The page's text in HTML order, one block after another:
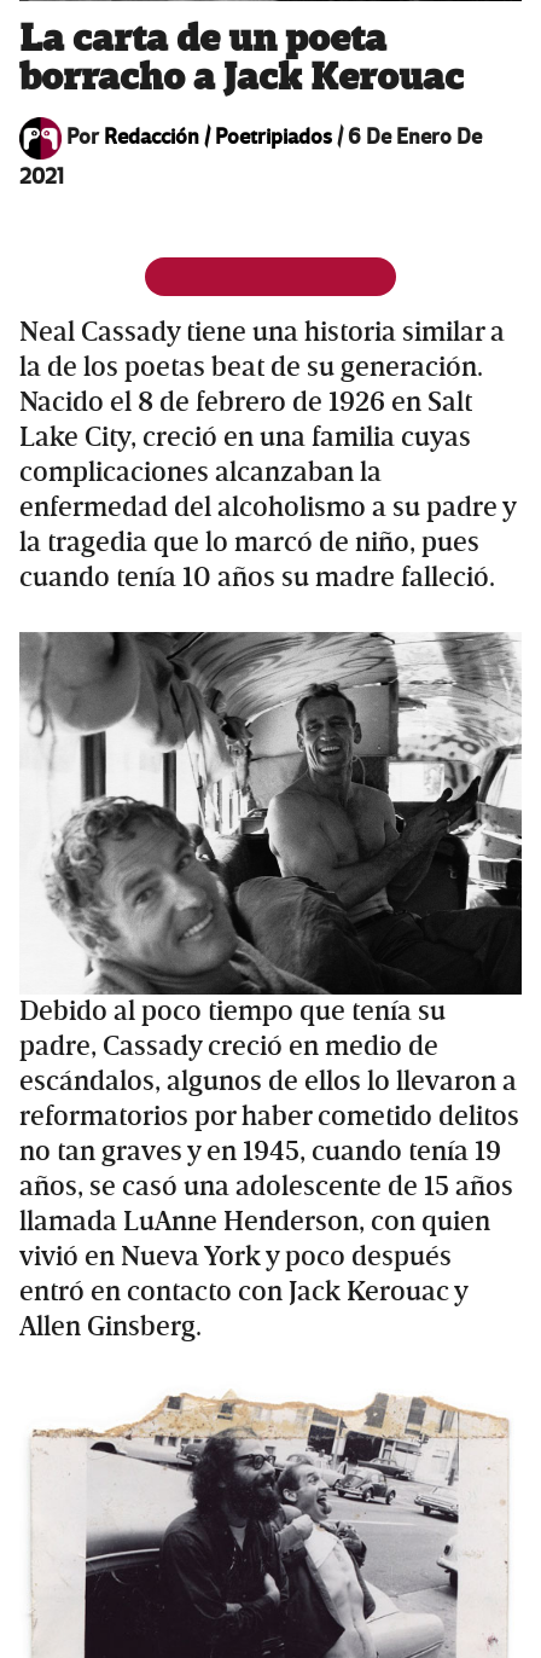
La carta de un poeta
borracho a Jack Kerouac
Por Redacción / Poetripiados/6 De Enero De
2021
Neal Cassady tiene una historia similar a
la de los poetas beat de su generación.
Nacido el 8 de febrero de 1926 en Salt
Lake City, creció en una familia cuyas
complicaciones alcanzaban la
enfermedad del alcoholismo a su padre y
la tragedia que lo marcó de niño, pues
cuando tenía 10 años su madre falleció.
Debido al poco tiempo que tenía su
padre, Cassady creció en medio de
escándalos, algunos de ellos lo llevaron a
reformatorios por haber cometido delitos
no tan graves y en 1945, cuando tenía 19
años, se casó una adolescente de 15 años
llamada LuAnne Henderson, con quien
vivió en Nueva York y poco después
entró en contacto con Jack Kerouac y
Allen Ginsberg.